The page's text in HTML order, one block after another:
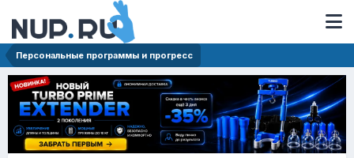
Персональные программы и прогресс